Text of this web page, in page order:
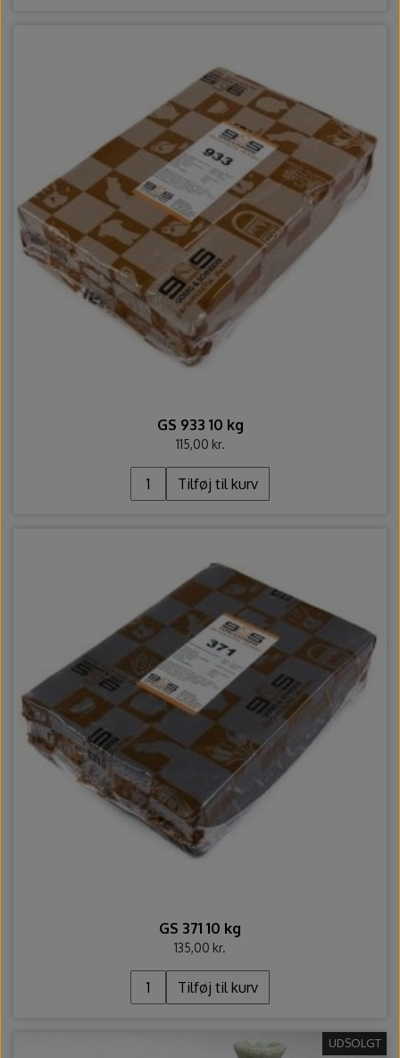
GS 933 10 kg
115,00 kr.
Tilføj til kurv
GS 371 10 kg
135,00 kr.
Tilføj til kurv
UDSOLGT